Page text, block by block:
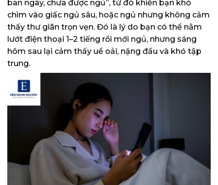
ban ngày, chưa được ngủ”, từ đó khiến bạn khó
chìm vào giấc ngủ sâu, hoặc ngủ nhưng không cảm
thấy thư giãn trọn vẹn. Đó là lý do bạn có thể nằm
lướt điện thoại 1–2 tiếng rồi mới ngủ, nhưng sáng
hôm sau lại cảm thấy uể oải, nặng đầu và khó tập
trung.